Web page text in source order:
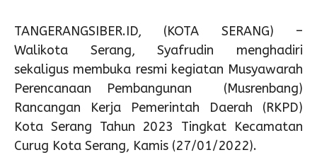
TANGERANGSIBER.ID, (KOTA SERANG) –
Walikota Serang, Syafrudin menghadiri
sekaligus membuka resmi kegiatan Musyawarah
Perencanaan Pembangunan (Musrenbang)
Rancangan Kerja Pemerintah Daerah (RKPD)
Kota Serang Tahun 2023 Tingkat Kecamatan
Curug Kota Serang, Kamis (27/01/2022).